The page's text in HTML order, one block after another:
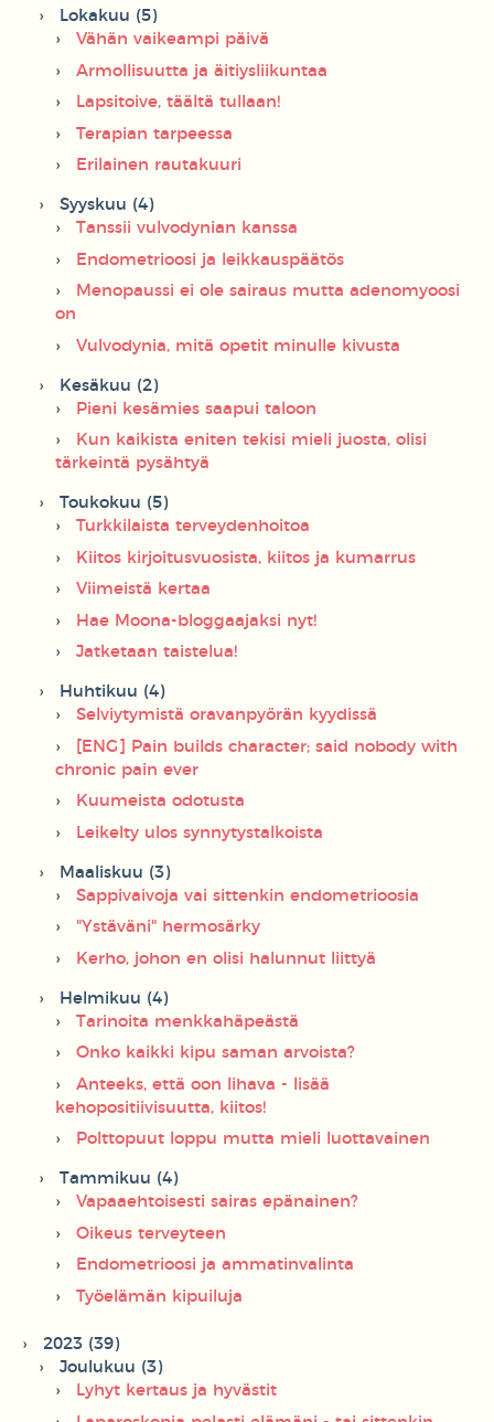
Lokakuu (5)
Vähän vaikeampi päivä
Armollisuutta ja äitiysliikuntaa
Lapsitoive, täältä tullaan!
Terapian tarpeessa
Erilainen rautakuuri
Syyskuu (4)
Tanssii vulvodynian kanssa
Endometrioosi ja leikkauspäätös
Menopaussi ei ole sairaus mutta adenomyoosi
on
Vulvodynia, mitä opetit minulle kivusta
Kesäkuu (2)
Pieni kesämies saapui taloon
Kun kaikista eniten tekisi mieli juosta, olisi
tärkeintä pysähtyä
Toukokuu (5)
Turkkilaista terveydenhoitoa
Kiitos kirjoitusvuosista, kiitos ja kumarrus
Viimeistä kertaa
Hae Moona-bloggaajaksi nyt!
Jatketaan taistelua!
Huhtikuu (4)
Selviytymistä oravanpyörän kyydissä
[ENG] Pain builds character; said nobody with
chronic pain ever
Kuumeista odotusta
Leikelty ulos synnytystalkoista
Maaliskuu (3)
Sappivaivoja vai sittenkin endometrioosia
"Ystäväni" hermosärky
Kerho, johon en olisi halunnut liittyä
Helmikuu (4)
Tarinoita menkkahäpeästä
Onko kaikki kipu saman arvoista?
Anteeks, että oon lihava - lisää
kehopositiivisuutta, kiitos!
Polttopuut loppu mutta mieli luottavainen
Tammikuu (4)
Vapaaehtoisesti sairas epänainen?
Oikeus terveyteen
Endometrioosi ja ammatinvalinta
Työelämän kipuiluja
2023 (39)
Joulukuu (3)
Lyhyt kertaus ja hyvästit